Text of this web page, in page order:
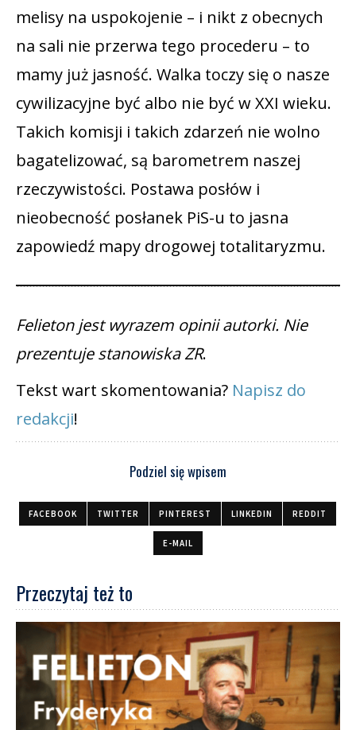
melisy na uspokojenie – i nikt z obecnych
na sali nie przerwa tego procederu – to
mamy już jasność. Walka toczy się o nasze
cywilizacyjne być albo nie być w XXI wieku.
Takich komisji i takich zdarzeń nie wolno
bagatelizować, są barometrem naszej
rzeczywistości. Postawa posłów i
nieobecność posłanek PiS-u to jasna
zapowiedź mapy drogowej totalitaryzmu.
Felieton jest wyrazem opinii autorki. Nie
prezentuje stanowiska ZR.
Tekst wart skomentowania? Napisz do
redakcji!
Podziel się wpisem
FACEBOOK TWITTER PINTEREST LINKEDIN REDDIT
E-MAIL
Przeczytaj też to